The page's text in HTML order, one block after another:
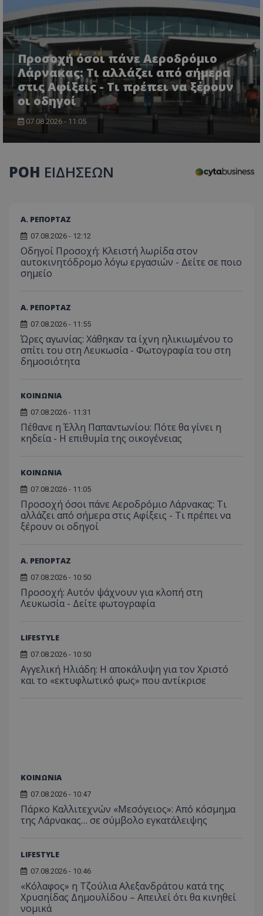
Προσοχή όσοι πάνε Αεροδρόμιο
Λάρνακας: Τι αλλάζει από σήμερα
στις Αφίξεις - Τι πρέπει να ξέρουν
οι οδηγοί
07.08.2026 - 11:05
ΡΟΗ ΕΙΔΗΣΕΩΝ
Α. ΡΕΠΟΡΤΑΖ
07.08.2026 - 12:12
Οδηγοί Προσοχή: Κλειστή λωρίδα στον
αυτοκινητόδρομο λόγω εργασιών - Δείτε σε ποιο
σημείο
Α. ΡΕΠΟΡΤΑΖ
07.08.2026 - 11:55
Ώρες αγωνίας: Χάθηκαν τα ίχνη ηλικιωμένου το
σπίτι του στη Λευκωσία - Φωτογραφία του στη
δημοσιότητα
ΚΟΙΝΩΝΙΑ
07.08.2026 - 11:31
Πέθανε η Έλλη Παπαντωνίου: Πότε θα γίνει η
κηδεία - Η επιθυμία της οικογένειας
ΚΟΙΝΩΝΙΑ
07.08.2026 - 11:05
Προσοχή όσοι πάνε Αεροδρόμιο Λάρνακας: Τι
αλλάζει από σήμερα στις Αφίξεις - Τι πρέπει να
ξέρουν οι οδηγοί
Α. ΡΕΠΟΡΤΑΖ
07.08.2026 - 10:50
Προσοχή: Αυτόν ψάχνουν για κλοπή στη
Λευκωσία - Δείτε φωτογραφία
LIFESTYLE
07.08.2026 - 10:50
Αγγελική Ηλιάδη: Η αποκάλυψη για τον Χριστό
και το «εκτυφλωτικό φως» που αντίκρισε
ΚΟΙΝΩΝΙΑ
07.08.2026 - 10:47
Πάρκο Καλλιτεχνών «Μεσόγειος»: Από κόσμημα
της Λάρνακας… σε σύμβολο εγκατάλειψης
LIFESTYLE
07.08.2026 - 10:46
«Κόλαφος» η Τζούλια Αλεξανδράτου κατά της
Χρυσηίδας Δημουλίδου – Απειλεί ότι θα κινηθεί
νομικά